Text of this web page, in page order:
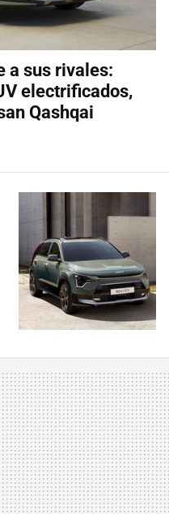
a sus rivales:
electrificados,
Qashqai